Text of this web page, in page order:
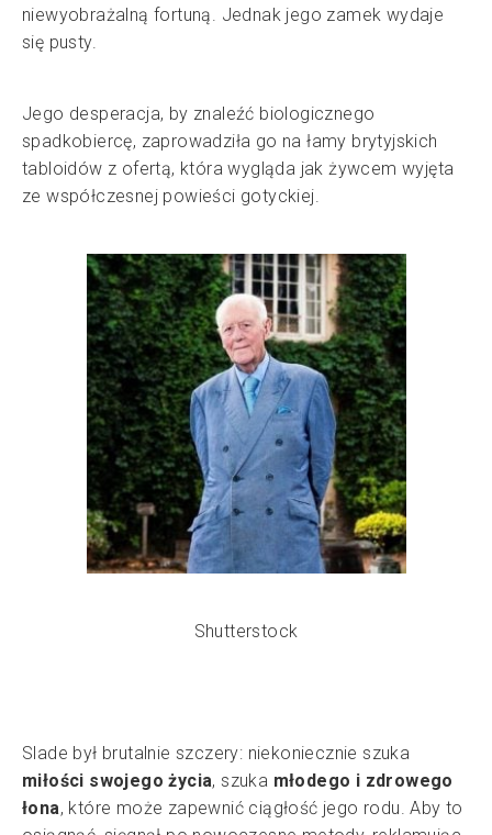
niewyobrażalną fortuną. Jednak jego zamek wydaje
się pusty.
Jego desperacja, by znaleźć biologicznego
spadkobiercę, zaprowadziła go na łamy brytyjskich
tabloidów z ofertą, która wygląda jak żywcem wyjęta
ze współczesnej powieści gotyckiej.
Shutterstock
Slade był brutalnie szczery: niekoniecznie szuka
miłości swojego życia, szuka młodego i zdrowego
łona, które może zapewnić ciągłość jego rodu. Aby to